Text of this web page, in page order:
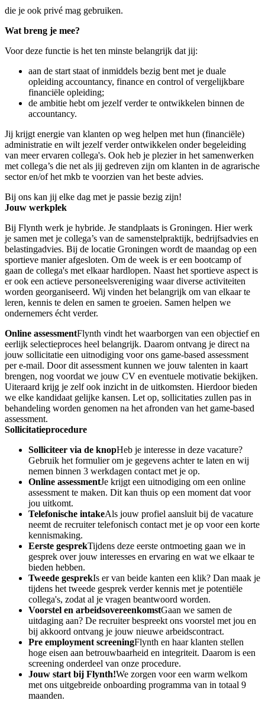
die je ook privé mag gebruiken.
Wat breng je mee?
Voor deze functie is het ten minste belangrijk dat jij:
aan de start staat of inmiddels bezig bent met je duale
opleiding accountancy, finance en control of vergelijkbare
financiële opleiding;
de ambitie hebt om jezelf verder te ontwikkelen binnen de
accountancy.
Jij krijgt energie van klanten op weg helpen met hun (financiële)
administratie en wilt jezelf verder ontwikkelen onder begeleiding
van meer ervaren collega's. Ook heb je plezier in het samenwerken
met collega’s die net als jij gedreven zijn om klanten in de agrarische
sector en/of het mkb te voorzien van het beste advies.
Bij ons kan jij elke dag met je passie bezig zijn!
Jouw werkplek
Bij Flynth werk je hybride. Je standplaats is Groningen. Hier werk
je samen met je collega’s van de samenstelpraktijk, bedrijfsadvies en
belastingadvies. Bij de locatie Groningen wordt de maandag op een
sportieve manier afgesloten. Om de week is er een bootcamp of
gaan de collega's met elkaar hardlopen. Naast het sportieve aspect is
er ook een actieve personeelsvereniging waar diverse activiteiten
worden georganiseerd. Wij vinden het belangrijk om van elkaar te
leren, kennis te delen en samen te groeien. Samen helpen we
ondernemers écht verder.
Online assessmentFlynth vindt het waarborgen van een objectief en
eerlijk selectieproces heel belangrijk. Daarom ontvang je direct na
jouw sollicitatie een uitnodiging voor ons game-based assessment
per e-mail. Door dit assessment kunnen we jouw talenten in kaart
brengen, nog voordat we jouw CV en eventuele motivatie bekijken.
Uiteraard krijg je zelf ook inzicht in de uitkomsten. Hierdoor bieden
we elke kandidaat gelijke kansen. Let op, sollicitaties zullen pas in
behandeling worden genomen na het afronden van het game-based
assessment.
Sollicitatieprocedure
Solliciteer via de knopHeb je interesse in deze vacature?
Gebruik het formulier om je gegevens achter te laten en wij
nemen binnen 3 werkdagen contact met je op.
Online assessmentJe krijgt een uitnodiging om een online
assessment te maken. Dit kan thuis op een moment dat voor
jou uitkomt.
Telefonische intakeAls jouw profiel aansluit bij de vacature
neemt de recruiter telefonisch contact met je op voor een korte
kennismaking.
Eerste gesprekTijdens deze eerste ontmoeting gaan we in
gesprek over jouw interesses en ervaring en wat we elkaar te
bieden hebben.
Tweede gesprekIs er van beide kanten een klik? Dan maak je
tijdens het tweede gesprek verder kennis met je potentiële
collega's, zodat al je vragen beantwoord worden.
Voorstel en arbeidsovereenkomstGaan we samen de
uitdaging aan? De recruiter bespreekt ons voorstel met jou en
bij akkoord ontvang je jouw nieuwe arbeidscontract.
Pre employment screeningFlynth en haar klanten stellen
hoge eisen aan betrouwbaarheid en integriteit. Daarom is een
screening onderdeel van onze procedure.
Jouw start bij Flynth!We zorgen voor een warm welkom
met ons uitgebreide onboarding programma van in totaal 9
maanden.